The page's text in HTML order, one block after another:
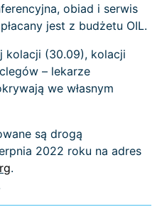
obiad i serwis
jest z budżetu OIL.
kolacji (30.09), kolacji
– lekarze
we własnym
są drogą
2022 roku na adres
.